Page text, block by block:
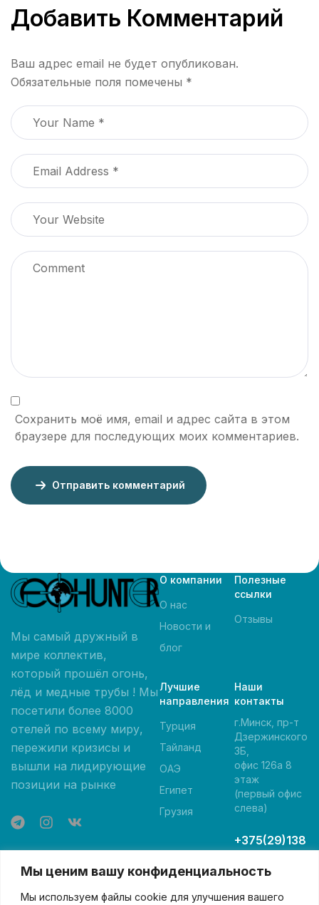
Мы ценим вашу конфиденциальность
Мы используем файлы cookie для улучшения вашего
Добавить Комментарий
Ваш адрес email не будет опубликован.
Обязательные поля помечены *
Сохранить моё имя, email и адрес сайта в этом
браузере для последующих моих комментариев.
Отправить комментарий
Мы самый дружный в
мире коллектив,
который прошёл огонь,
лёд и медные трубы ! Мы
посетили более 8000
отелей по всему миру,
пережили кризисы и
вышли на лидирующие
позиции на рынке
О компании
О нас
Новости и
блог
Полезные
ссылки
Отзывы
Лучшие
направления
Турция
Тайланд
ОАЭ
Египет
Грузия
Наши
контакты
г.Минск, пр-т
Дзержинского
3Б,
офис 126а 8
этаж
(первый офис
слева)
+375(29)138
+375(29)84
6-05-00